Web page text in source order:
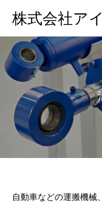
株式会社ア
自動車などの運搬機械